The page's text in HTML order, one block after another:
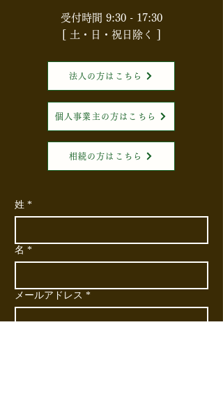
うなる？「実質ゼロ化」
案の全体像
受付時間 9:30 - 17:30
[ 土・日・祝日除く ]
法人の方はこちら
個人事業主の方はこちら
相続の方はこちら
姓 *
名 *
メールアドレス *